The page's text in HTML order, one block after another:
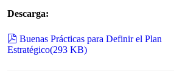
Descarga:
pdf
Buenas Prácticas para Definir el Plan
Estratégico(293 KB)